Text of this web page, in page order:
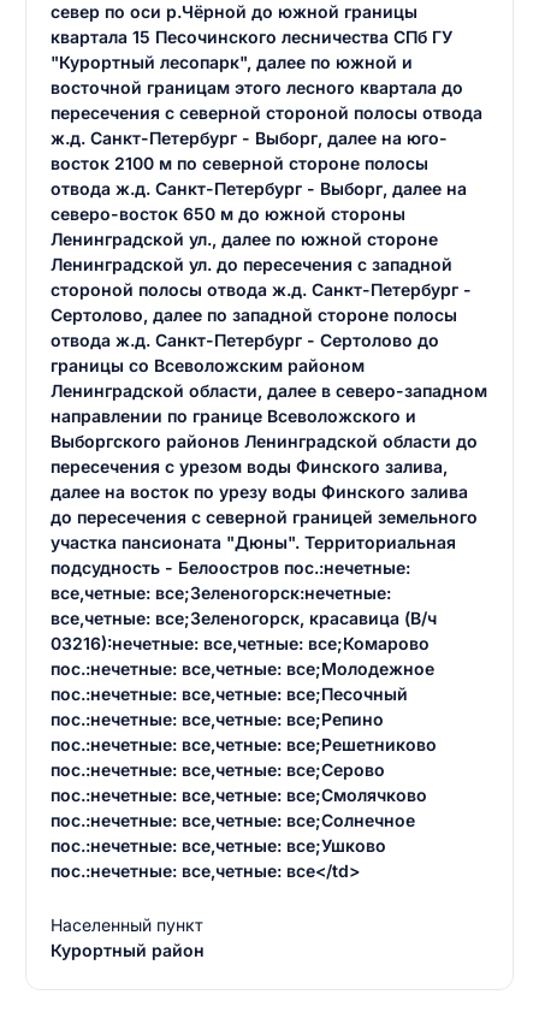
север по оси р.Чёрной до южной границы
квартала 15 Песочинского лесничества СПб ГУ
"Курортный лесопарк", далее по южной и
восточной границам этого лесного квартала до
пересечения с северной стороной полосы отвода
ж.д. Санкт-Петербург - Выборг, далее на юго-
восток 2100 м по северной стороне полосы
отвода ж.д. Санкт-Петербург - Выборг, далее на
северо-восток 650 м до южной стороны
Ленинградской ул., далее по южной стороне
Ленинградской ул. до пересечения с западной
стороной полосы отвода ж.д. Санкт-Петербург -
Сертолово, далее по западной стороне полосы
отвода ж.д. Санкт-Петербург - Сертолово до
границы со Всеволожским районом
Ленинградской области, далее в северо-западном
направлении по границе Всеволожского и
Выборгского районов Ленинградской области до
пересечения с урезом воды Финского залива,
далее на восток по урезу воды Финского залива
до пересечения с северной границей земельного
участка пансионата "Дюны". Территориальная
подсудность - Белоостров пос.:нечетные:
все,четные: все;Зеленогорск:нечетные:
все,четные: все;Зеленогорск, красавица (В/ч
03216):нечетные: все,четные: все;Комарово
пос.:нечетные: все,четные: все;Молодежное
пос.:нечетные: все,четные: все;Песочный
пос.:нечетные: все,четные: все;Репино
пос.:нечетные: все,четные: все;Решетниково
пос.:нечетные: все,четные: все;Серово
пос.:нечетные: все,четные: все;Смолячково
пос.:нечетные: все,четные: все;Солнечное
пос.:нечетные: все,четные: все;Ушково
пос.:нечетные: все,четные: все</td>
Населенный пункт
Курортный район
Введите свое имя
Введите свой e-mail